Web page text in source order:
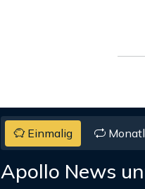
Einmalig
Apollo News